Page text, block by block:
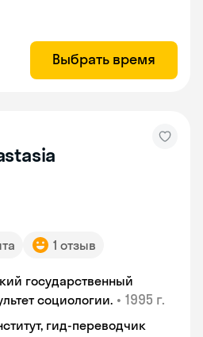
Выбрать время
1 отзыв
государственный
социологии. • 1995 г.
гид-переводчик